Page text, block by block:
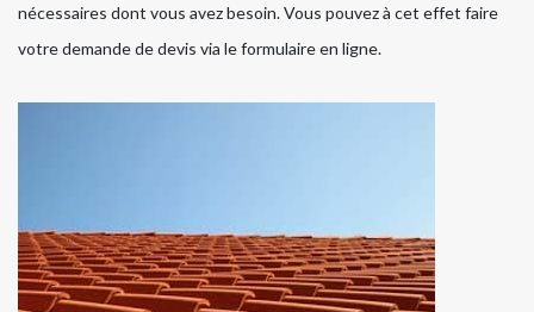
nécessaires dont vous avez besoin. Vous pouvez à cet effet faire
votre demande de devis via le formulaire en ligne.